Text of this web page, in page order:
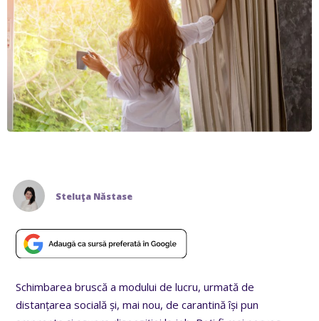
Steluţa Năstase
Schimbarea bruscă a modului de lucru, urmată de
distanțarea socială și, mai nou, de carantină își pun